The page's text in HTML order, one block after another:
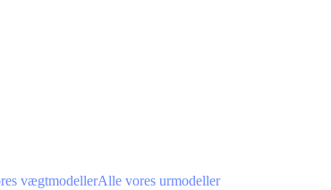
vægtmodellerAlle vores urmodeller